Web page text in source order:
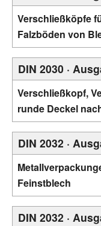
Verschließköpfe
Falzböden von
DIN 2030 ·
Verschließkopf,
runde Deckel
DIN 2032 ·
Feinstblech
DIN 2032 ·